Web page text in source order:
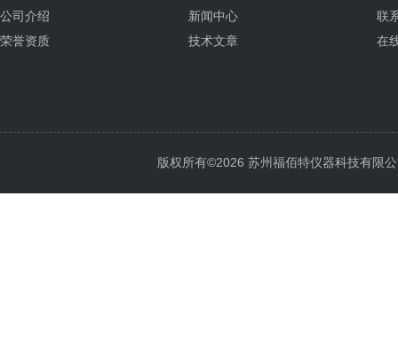
公司介绍
荣誉资质
新闻中心
技术文章
联
在
版权所有©2026 苏州福佰特仪器科技有限